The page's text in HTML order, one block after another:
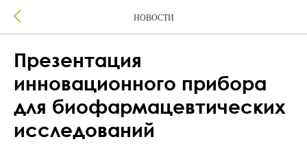
НОВОСТИ
Презентация
инновационного прибора
для биофармацевтических
исследований